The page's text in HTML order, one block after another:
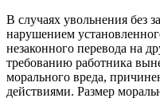
В случаях увольнения без
нарушением
незаконного перевода на
требованию работника
морального вреда,
действиями. Размер